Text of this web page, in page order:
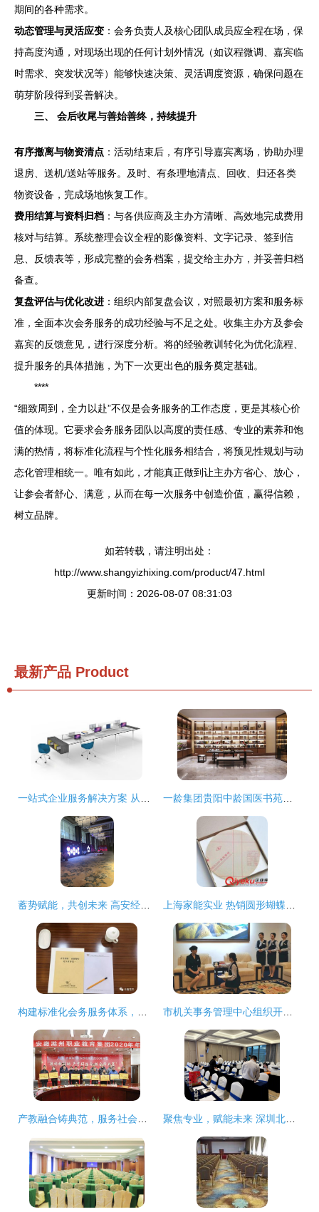
期间的各种需求。
动态管理与灵活应变 ：会务负责人及核心团队成员应全程在场，保
持高度沟通，对现场出现的任何计划外情况（如议程微调、嘉宾临
时需求、突发状况等）能够快速决策、灵活调度资源，确保问题在
萌芽阶段得到妥善解决。
三、 会后收尾与善始善终，持续提升
有序撤离与物资清点 ：活动结束后，有序引导嘉宾离场，协助办理
退房、送机/送站等服务。及时、有条理地清点、回收、归还各类
物资设备，完成场地恢复工作。
费用结算与资料归档 ：与各供应商及主办方清晰、高效地完成费用
核对与结算。系统整理会议全程的影像资料、文字记录、签到信
息、反馈表等，形成完整的会务档案，提交给主办方，并妥善归档
备查。
复盘评估与优化改进 ：组织内部复盘会议，对照最初方案和服务标
准，全面本次会务服务的成功经验与不足之处。收集主办方及参会
嘉宾的反馈意见，进行深度分析。将的经验教训转化为优化流程、
提升服务的具体措施，为下一次更出色的服务奠定基础。
****
“细致周到，全力以赴”不仅是会务服务的工作态度，更是其核心价
值的体现。它要求会务服务团队以高度的责任感、专业的素养和饱
满的热情，将标准化流程与个性化服务相结合，将预见性规划与动
态化管理相统一。唯有如此，才能真正做到让主办方省心、放心，
让参会者舒心、满意，从而在每一次服务中创造价值，赢得信赖，
树立品牌。
如若转载，请注明出处：
http://www.shangyizhixing.com/product/47.html
更新时间：2026-08-07 08:31:03
最新产品 Product